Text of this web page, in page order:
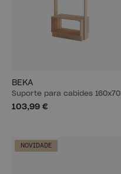
BEKA
Suporte para cabides 160x70
103,99 €
NOVIDADE